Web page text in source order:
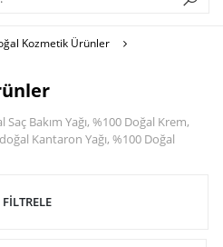
Kozmetik Ürünler
Bakım Yağı, %100 Doğal Krem,
Kantaron Yağı, %100 Doğal
FİLTRELE